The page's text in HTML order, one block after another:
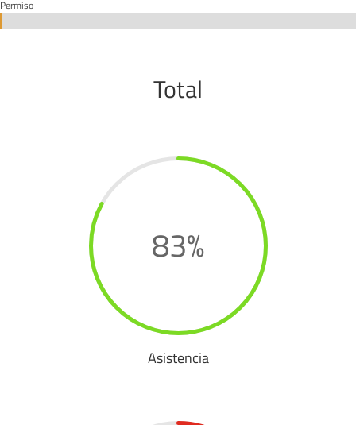
Permiso
Total
83%
Asistencia